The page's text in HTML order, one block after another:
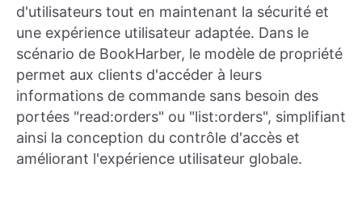
d'utilisateurs tout en maintenant la sécurité et
une expérience utilisateur adaptée. Dans le
scénario de BookHarber, le modèle de propriété
permet aux clients d'accéder à leurs
informations de commande sans besoin des
portées "read:orders" ou "list:orders", simplifiant
ainsi la conception du contrôle d'accès et
améliorant l'expérience utilisateur globale.